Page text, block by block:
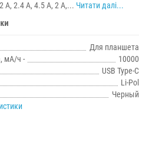
A, 2.4 A, 4.5 A, 2 A,... Читати далі...
Для планшета
мА/ч -
10000
USB Type-C
Li-Pol
Черный